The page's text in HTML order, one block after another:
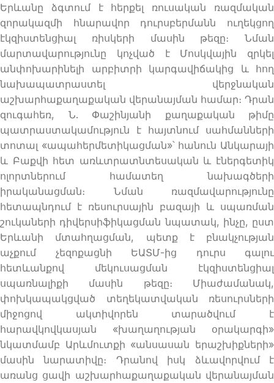
Երևանը ձգտում է հերքել ռուսական ռազմական
զորակազմի հնարավոր դուրսբերմանն ուղեկցող
էկզիստենցիալ ռիսկերի մասին թեզը։ Նման
մարտավարությունը կոչված է Մոսկվային զրկել
անփոխարինելի արբիտրի կարգավիճակից և հող
նախապատրաստել վերջնական
աշխարհաքաղաքական վերանայման համար։ Դրան
զուգահեռ, Ն. Փաշինյանի քաղաքական թիմը
պատրաստակամություն է հայտնում սահմանների
տոտալ «ապահերմետիկացման»՝ հանուն Անկարայի
և Բաքվի հետ առևտրատնտեսական և էներգետիկ
ոլորտներում համատեղ նախագծերի
իրականացման։ Նման ռազմավարությունը
հետապնդում է ռեսուրսային բազայի և սպառման
շուկաների դիվերսիֆիկացման նպատակ, ինչը, ըստ
Երևանի մտահղացման, պետք է բնակչության
աչքում չեզոքացնի ԵԱՏՄ-ից դուրս գալու
հետևանքով մեկուսացման էկզիստենցիալ
սպառնալիքի մասին թեզը։ Միաժամանակ,
փոխկապակցված տեղեկատվական ռեսուրսների
միջոցով ակտիվորեն տարածվում է
հարավկովկասյան «խաղաղության օրակարգի»
նկատմամբ Արևմուտքի «անսասան երաշխիքների»
մասին նարատիվը։ Դրանով իսկ ձևավորվում է
առանց ցավի աշխարհաքաղաքական վերանայման